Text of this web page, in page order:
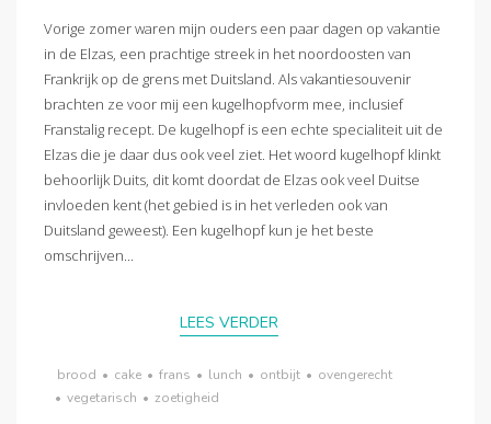
Vorige zomer waren mijn ouders een paar dagen op vakantie
in de Elzas, een prachtige streek in het noordoosten van
Frankrijk op de grens met Duitsland. Als vakantiesouvenir
brachten ze voor mij een kugelhopfvorm mee, inclusief
Franstalig recept. De kugelhopf is een echte specialiteit uit de
Elzas die je daar dus ook veel ziet. Het woord kugelhopf klinkt
behoorlijk Duits, dit komt doordat de Elzas ook veel Duitse
invloeden kent (het gebied is in het verleden ook van
Duitsland geweest). Een kugelhopf kun je het beste
omschrijven...
LEES VERDER
brood • cake • frans • lunch • ontbijt • ovengerecht
• vegetarisch • zoetigheid